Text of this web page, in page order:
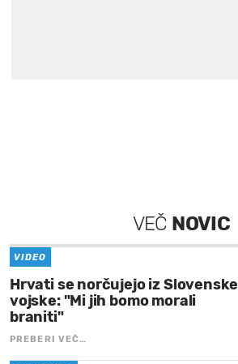
VEČ NOVIC
VIDEO
Hrvati se norčujejo iz Slovenske
vojske: "Mi jih bomo morali
braniti"
PREBERI VEČ…